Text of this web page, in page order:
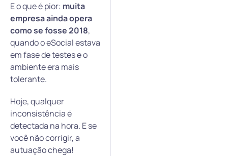
E o que é pior: muita
empresa ainda opera
como se fosse 2018,
quando o eSocial estava
em fase de testes e o
ambiente era mais
tolerante.
Hoje, qualquer
inconsistência é
detectada na hora. E se
você não corrigir, a
autuação chega!